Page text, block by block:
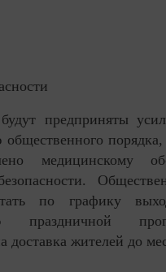
предприняты
медицинскому
по графику
праздничной
доставка жителей до